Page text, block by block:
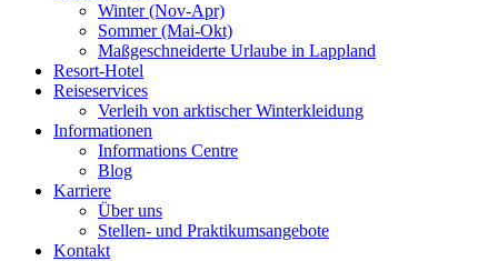
Winter (Nov-Apr)
Sommer (Mai-Okt)
Maßgeschneiderte Urlaube in Lappland
Resort-Hotel
Reiseservices
Verleih von arktischer Winterkleidung
Informationen
Informations Centre
Blog
Karriere
Über uns
Stellen- und Praktikumsangebote
Kontakt